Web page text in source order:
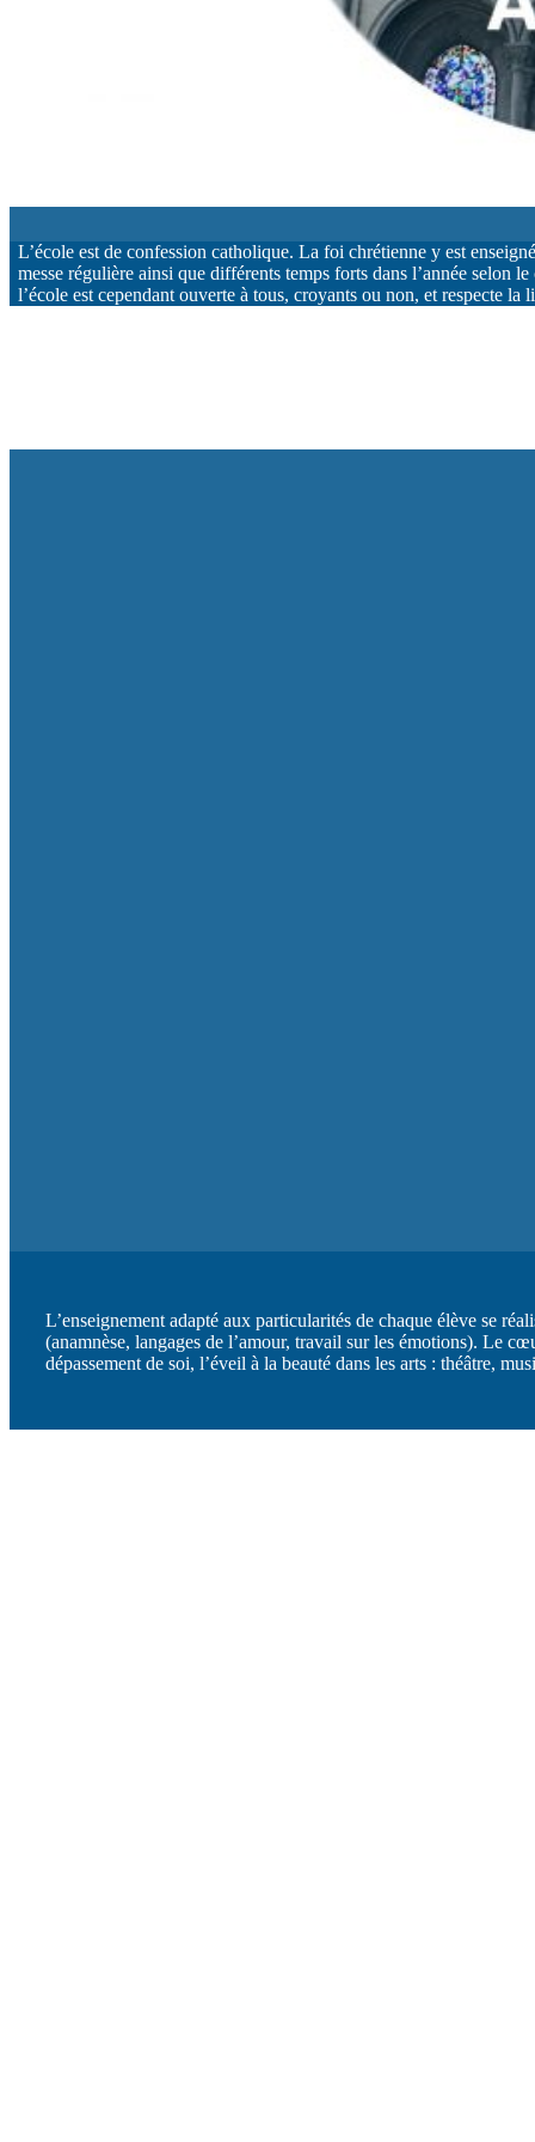
L’école est de confession catholique. La foi chrétienne y est
messe régulière ainsi que différents temps forts dans l’année selon
l’école est cependant ouverte à tous, croyants ou non, et respecte la
L’enseignement adapté aux particularités de chaque élève se
(anamnèse, langages de l’amour, travail sur les émotions). Le
dépassement de soi, l’éveil à la beauté dans les arts : théâtre,